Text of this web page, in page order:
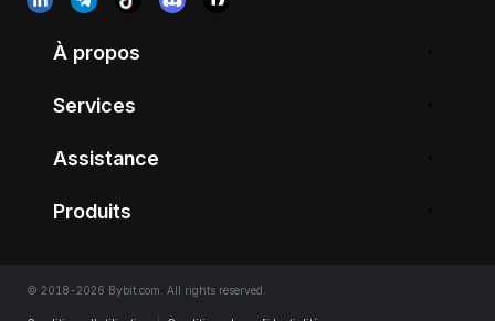
À propos
Services
Assistance
Produits
© 2018-2026 Bybit.com. All rights reserved.